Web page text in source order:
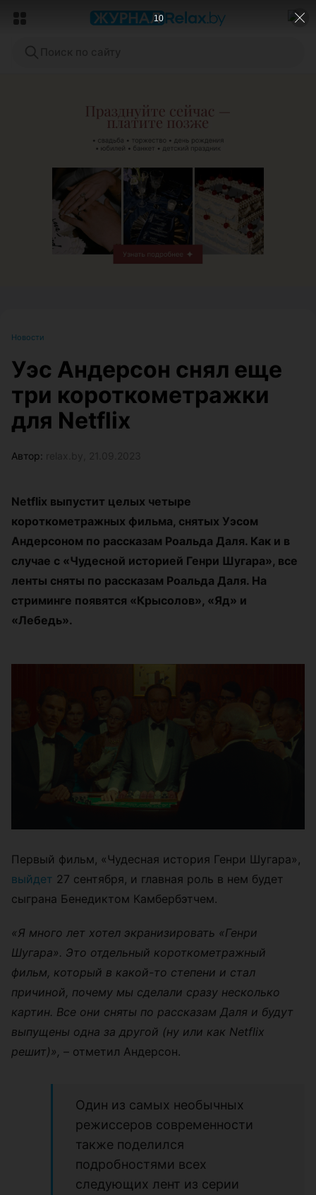
ЭФФЕКТИВНАЯ РЕКЛАМА НА САЙТЕ
Новости
Уэс Андерсон снял еще
три короткометражки
для Netflix
Автор:
Netflix выпустит целых четыре
короткометражных фильма, снятых Уэсом
Андерсоном по рассказам Роальда Даля. Как и в
случае с «Чудесной историей Генри Шугара», все
ленты сняты по рассказам Роальда Даля. На
стриминге появятся «Крысолов», «Яд» и
«Лебедь».
Первый фильм, «Чудесная история Генри Шугара»,
выйдет 27 сентября, и главная роль в нем будет
сыграна Бенедиктом Камбербэтчем.
«Я много лет хотел экранизировать «Генри
Шугара». Это отдельный короткометражный
фильм, который в какой-то степени и стал
причиной, почему мы сделали сразу несколько
картин. Все они сняты по рассказам Даля и будут
выпущены одна за другой (ну или как Netflix
решит)», – отметил Андерсон.
Один из самых необычных
режиссеров современности
также поделился
подробностями всех
следующих лент из серии
8